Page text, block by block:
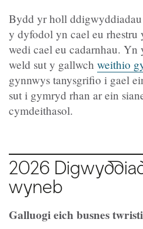
Bydd yr holl
y dyfodol yn cael eu
wedi cael eu cadarnhau. Yn
weld sut y gallwch weithio
gynnwys tanysgrifio i gael
sut i gymryd rhan ar ein
cymdeithasol.
2026
wyneb
Galluogi eich busnes